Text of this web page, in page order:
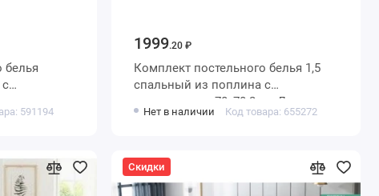
белья
591194
1999.20 ₽
Комплект постельного белья 1,5
спальный из поплина с
наволочками 70х70 2 шт Деревья
Kuzina
Нет в наличии Код товара: 655272
Скидки